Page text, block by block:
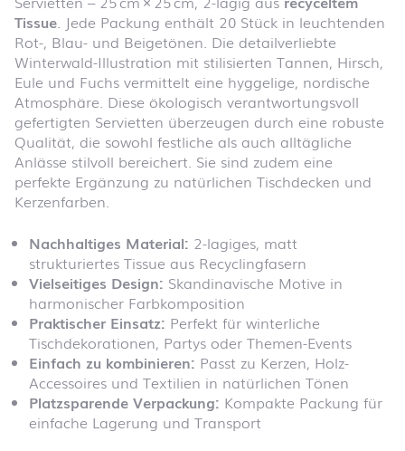
Tissue . Jede Packung enthält 20 Stück in leuchtenden
Rot-, Blau- und Beigetönen. Die detailverliebte
Winterwald-Illustration mit stilisierten Tannen, Hirsch,
Eule und Fuchs vermittelt eine hyggelige, nordische
Atmosphäre. Diese ökologisch verantwortungsvoll
gefertigten Servietten überzeugen durch eine robuste
Qualität, die sowohl festliche als auch alltägliche
Anlässe stilvoll bereichert. Sie sind zudem eine
perfekte Ergänzung zu natürlichen Tischdecken und
Kerzenfarben.
Nachhaltiges Material: 2-lagiges, matt
strukturiertes Tissue aus Recyclingfasern
Vielseitiges Design: Skandinavische Motive in
harmonischer Farbkomposition
Praktischer Einsatz: Perfekt für winterliche
Tischdekorationen, Partys oder Themen-Events
Einfach zu kombinieren: Passt zu Kerzen, Holz-
Accessoires und Textilien in natürlichen Tönen
Platzsparende Verpackung: Kompakte Packung für
einfache Lagerung und Transport